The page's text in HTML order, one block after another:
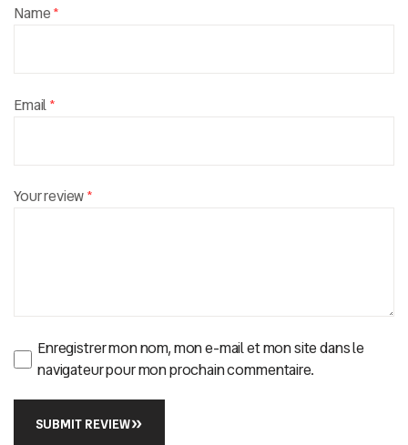
Your review*
Name*
Email*
Enregistrer mon nom, mon e-mail et mon site dans le
navigateur pour mon prochain commentaire.
SUBMIT REVIEW